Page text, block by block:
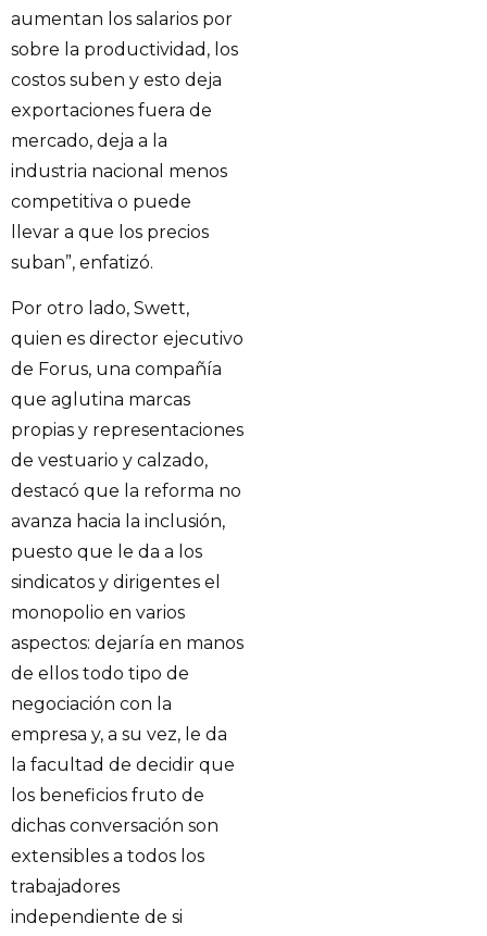
aumentan los salarios por
sobre la productividad, los
costos suben y esto deja
exportaciones fuera de
mercado, deja a la
industria nacional menos
competitiva o puede
llevar a que los precios
suban”, enfatizó.
Por otro lado, Swett,
quien es director ejecutivo
de Forus, una compañía
que aglutina marcas
propias y representaciones
de vestuario y calzado,
destacó que la reforma no
avanza hacia la inclusión,
puesto que le da a los
sindicatos y dirigentes el
monopolio en varios
aspectos: dejaría en manos
de ellos todo tipo de
negociación con la
empresa y, a su vez, le da
la facultad de decidir que
los beneficios fruto de
dichas conversación son
extensibles a todos los
trabajadores
independiente de si